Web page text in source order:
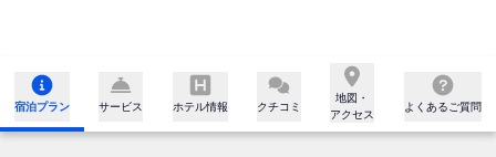
宿泊プラン サービス ホテル情報 クチコミ
地図・
アクセス
よくあるご質問